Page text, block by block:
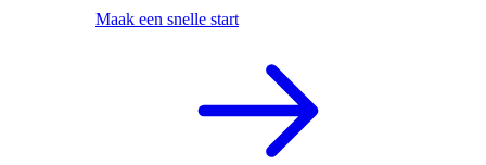
Maak een snelle start